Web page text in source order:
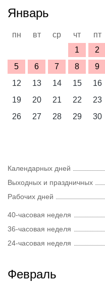
Январь
пн вт ср чт пт
1
2
5
6 7 8 9
12
13 14 15 16
19
20 21 22 23
26
27 28 29 30
Календарных дней
Выходных и праздничных
Рабочих дней
40-часовая неделя
36-часовая неделя
24-часовая неделя
Февраль